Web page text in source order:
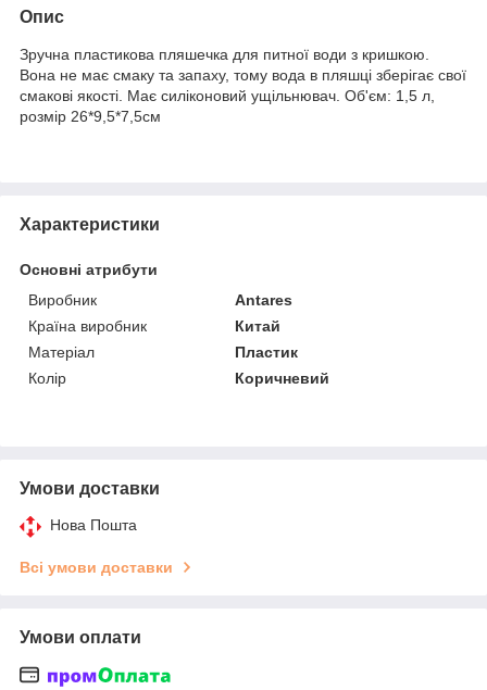
Опис
Зручна пластикова пляшечка для питної води з кришкою.
Вона не має смаку та запаху, тому вода в пляшці зберігає свої
смакові якості. Має силіконовий ущільнювач. Об'єм: 1,5 л,
розмір 26*9,5*7,5см
Характеристики
Основні атрибути
Виробник
Antares
Країна виробник
Китай
Матеріал
Пластик
Колір
Коричневий
Умови доставки
Нова Пошта
Всі умови доставки
Умови оплати